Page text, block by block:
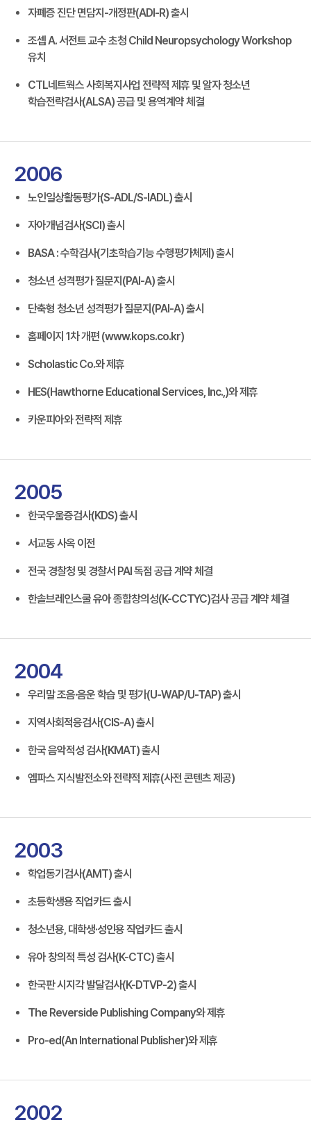
자폐증 진단 면담지-개정판(ADI-R) 출시
조셉 A. 서전트 교수 초청 Child Neuropsychology Workshop
유치
CTL네트웍스 사회복지사업 전략적 제휴 및 알자 청소년
학습전략검사(ALSA) 공급 및 용역계약 체결
2006
노인일상활동평가(S-ADL/S-IADL) 출시
자아개념검사(SCI) 출시
BASA : 수학검사(기초학습기능 수행평가체제) 출시
청소년 성격평가 질문지(PAI-A) 출시
단축형 청소년 성격평가 질문지(PAI-A) 출시
홈페이지 1차 개편 (www.kops.co.kr)
Scholastic Co.와 제휴
HES(Hawthorne Educational Services, Inc.,)와 제휴
카운피아와 전략적 제휴
2005
한국우울증검사(KDS) 출시
서교동 사옥 이전
전국 경찰청 및 경찰서 PAI 독점 공급 계약 체결
한솔브레인스쿨 유아 종합창의성(K-CCTYC)검사 공급 계약 체결
2004
우리말 조음·음운 학습 및 평가(U-WAP/U-TAP) 출시
지역사회적응검사(CIS-A) 출시
한국 음악적성 검사(KMAT) 출시
엠파스 지식발전소와 전략적 제휴(사전 콘텐츠 제공)
2003
학업동기검사(AMT) 출시
초등학생용 직업카드 출시
청소년용, 대학생·성인용 직업카드 출시
유아 창의적 특성 검사(K-CTC) 출시
한국판 시지각 발달검사(K-DTVP-2) 출시
The Reverside Publishing Company와 제휴
Pro-ed(An International Publisher)와 제휴
2002